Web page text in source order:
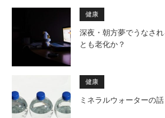
健康
深夜・朝方夢でうなさ
とも老化か？
健康
ミネラルウォーターの話